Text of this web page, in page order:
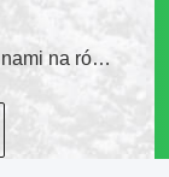
Możesz skontaktować się z nami na różne sposoby
Co to jest?
8618678943457